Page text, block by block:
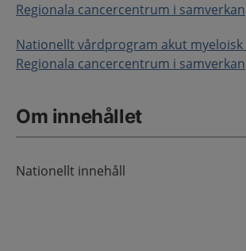
Regionala cancercentrum i samverkan
Nationellt vårdprogram akut myeloisk
Regionala cancercentrum i samverkan
Om innehållet
Nationellt innehåll